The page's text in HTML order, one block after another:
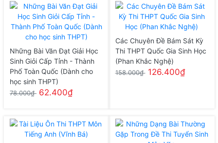
Những Bài Văn Đạt Giải Học
Sinh Giỏi Cấp Tỉnh - Thành
Phố Toàn Quốc (Dành cho
học sinh THPT)
78.000₫ 62.400₫
Các Chuyên Đề Bám Sát Kỳ
Thi THPT Quốc Gia Sinh Học
(Phan Khắc Nghệ)
158.000₫ 126.400₫